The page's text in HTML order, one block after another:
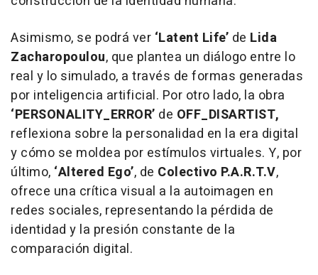
Asimismo, se podrá ver ‘Latent Life’ de Lida
Zacharopoulou, que plantea un diálogo entre lo
real y lo simulado, a través de formas generadas
por inteligencia artificial. Por otro lado, la obra
‘PERSONALITY_ERROR’ de OFF_DISARTIST,
reflexiona sobre la personalidad en la era digital
y cómo se moldea por estímulos virtuales. Y, por
último, ‘Altered Ego’, de Colectivo P.A.R.T.V,
ofrece una crítica visual a la autoimagen en
redes sociales, representando la pérdida de
identidad y la presión constante de la
comparación digital.